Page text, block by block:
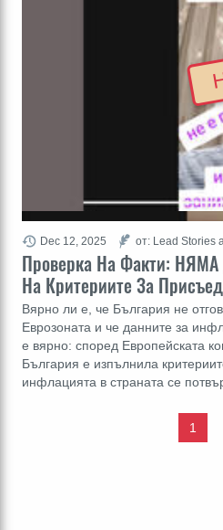
Проверка На Факти: НЯМА
На Критериите За
Вярно ли е, че България не
Еврозоната и че данните за
е вярно: според Европейската
България е изпълнила
инфлацията в страната се
Dec 12, 2025 от: Lead Stories
1